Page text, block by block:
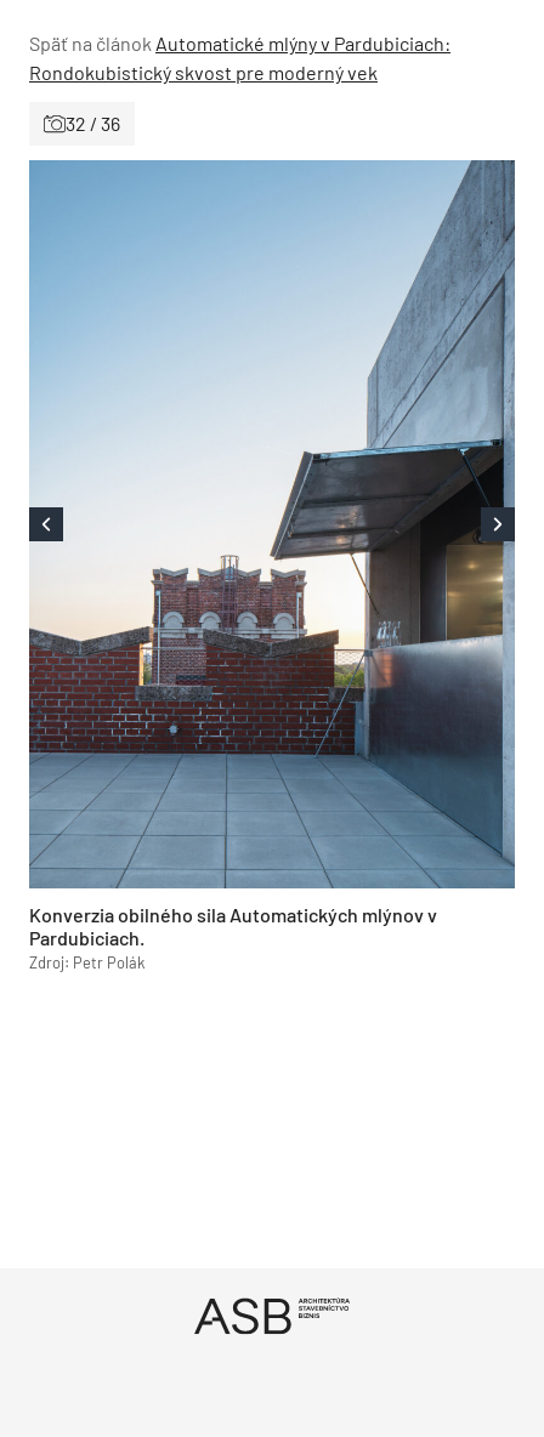
Späť na článok Automatické mlýny v Pardubiciach:
Rondokubistický skvost pre moderný vek
32 / 36
Konverzia obilného sila Automatických mlýnov v
Pardubiciach.
Zdroj: Petr Polák